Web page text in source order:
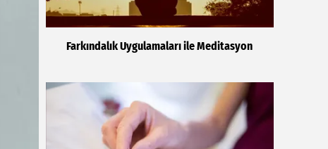
Farkındalık Uygulamaları ile Meditasyon